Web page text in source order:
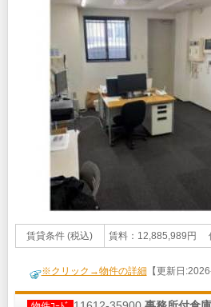
賃貸条件 (税込) 賃料：12,885,989円
※クリック→物件の詳細 【更新日